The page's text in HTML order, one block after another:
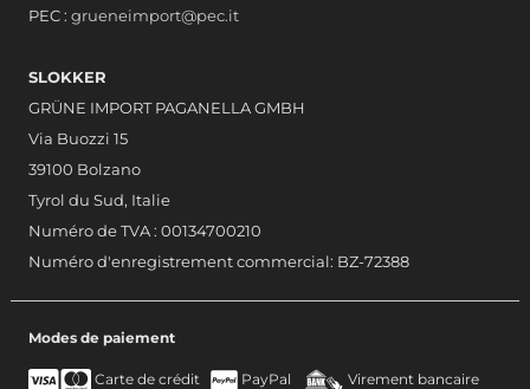
PEC :grueneimport@pec.it
SLOKKER
GRÜNE IMPORT PAGANELLA GMBH
Via Buozzi 15
39100 Bolzano
Tyrol du Sud, Italie
Numéro de TVA : 00134700210
Numéro d'enregistrement commercial: BZ-72388
Modes de paiement
Carte de crédit PayPal Virement bancaire